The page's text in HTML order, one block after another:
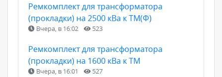
Ремкомплект для трансформатора
(прокладки) на 2500 кВа к ТМ(Ф)
Вчера, в 16:02 523
Ремкомплект для трансформатора
(прокладки) на 1600 кВа к ТМ
Вчера, в 16:01 527